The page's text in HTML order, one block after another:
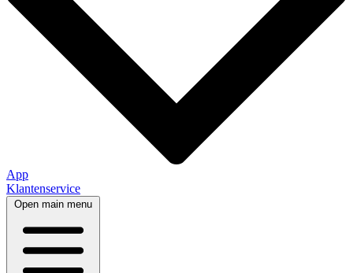
App
Klantenservice
Open main menu